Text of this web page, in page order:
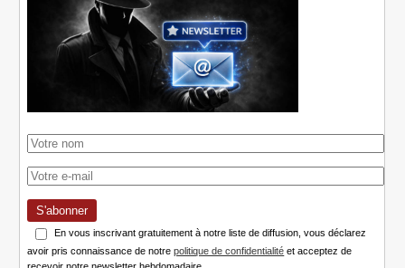
S'abonner
En vous inscrivant gratuitement à notre liste de diffusion, vous déclarez
avoir pris connaissance de notrepolitique de confidentialité et acceptez de